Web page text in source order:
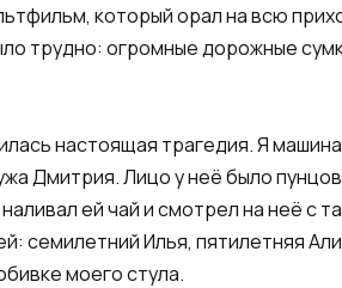
который орал на всю
трудно: огромные дорожные
настоящая трагедия. Я
Дмитрия. Лицо у неё было
ей чай и смотрел на неё с
семилетний Илья, пятилетняя
моего стула.